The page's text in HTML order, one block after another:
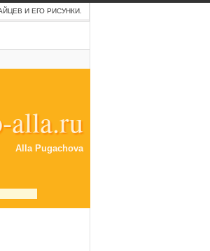
alla.ru
Alla Pugachova
И ЕГО РИСУНКИ.